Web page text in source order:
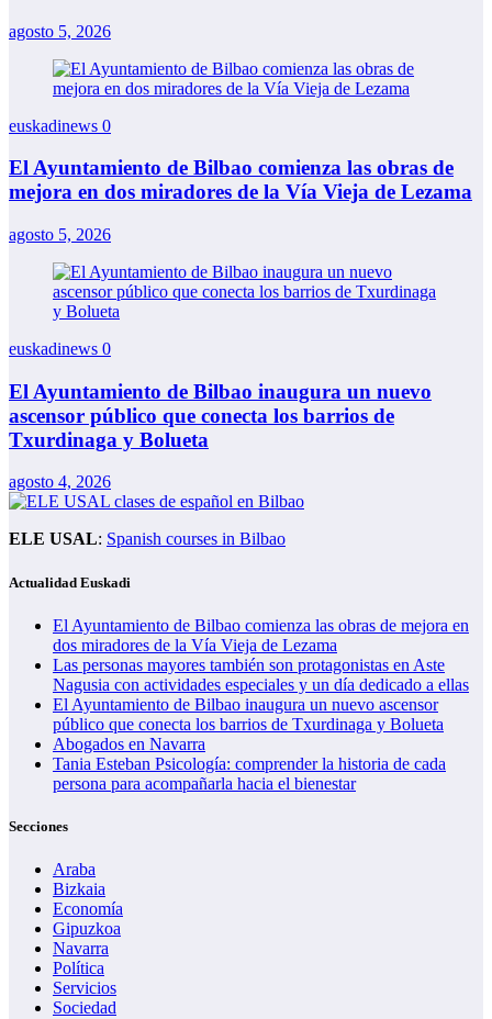
agosto 5, 2026
euskadinews 0
El Ayuntamiento de Bilbao comienza las obras de
mejora en dos miradores de la Vía Vieja de Lezama
agosto 5, 2026
euskadinews 0
El Ayuntamiento de Bilbao inaugura un nuevo
ascensor público que conecta los barrios de
Txurdinaga y Bolueta
agosto 4, 2026
ELE USAL: Spanish courses in Bilbao
Actualidad Euskadi
El Ayuntamiento de Bilbao comienza las obras de mejora en
dos miradores de la Vía Vieja de Lezama
Las personas mayores también son protagonistas en Aste
Nagusia con actividades especiales y un día dedicado a ellas
El Ayuntamiento de Bilbao inaugura un nuevo ascensor
público que conecta los barrios de Txurdinaga y Bolueta
Abogados en Navarra
Tania Esteban Psicología: comprender la historia de cada
persona para acompañarla hacia el bienestar
Secciones
Araba
Bizkaia
Economía
Gipuzkoa
Navarra
Política
Servicios
Sociedad